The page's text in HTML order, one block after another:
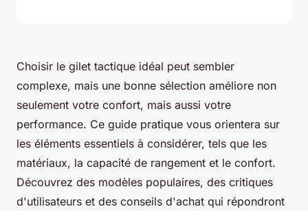
Choisir le gilet tactique idéal peut sembler
complexe, mais une bonne sélection améliore non
seulement votre confort, mais aussi votre
performance. Ce guide pratique vous orientera sur
les éléments essentiels à considérer, tels que les
matériaux, la capacité de rangement et le confort.
Découvrez des modèles populaires, des critiques
d'utilisateurs et des conseils d'achat qui répondront